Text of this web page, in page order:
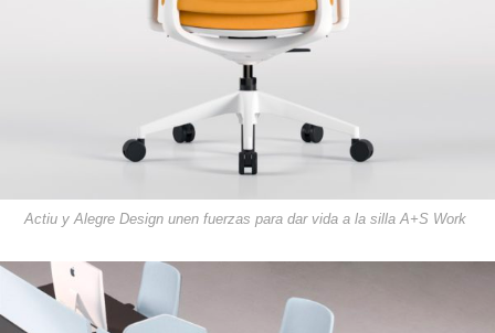
Actiu y Alegre Design unen fuerzas para dar vida a la silla A+S Work